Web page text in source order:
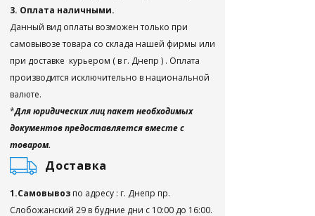
3. Оплата наличными.
Данный вид оплаты возможен только при
самовывозе товара со склада нашей фирмы или
при доставке курьером ( в г. Днепр ) . Оплата
производится исключительно в национальной
валюте.
*Для юридических лиц пакет необходимых
документов предоставляется вместе с
товаром.
Доставка
1.Самовывоз по адресу : г. Днепр пр.
Слобожанский 29 в будние дни с 10:00 до 16:00.